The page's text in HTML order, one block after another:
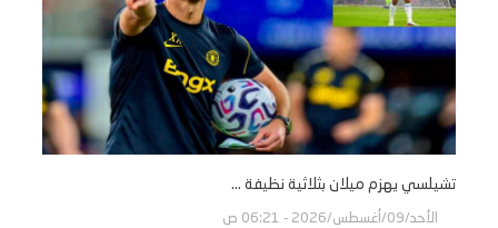
تشيلسي يهزم ميلان بثلاثية نظيفة ...
الأحد/09/أغسطس/2026 - 06:21 ص